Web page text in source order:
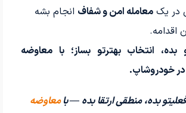
در یک معامله امن و شفاف انجام بشه
اقدامه.
انتخاب بهترتو بساز؛ با معاوضه
خودروشاپ.
بده، منطقی ارتقا بده — بامعاوضه